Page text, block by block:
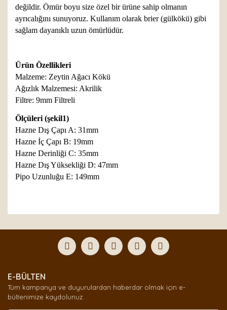
değildir. Ömür boyu size özel bir ürüne sahip olmanın
ayrıcalığını sunuyoruz. Kullanım olarak brier (gülkökü) gibi
sağlam dayanıklı uzun ömürlüdür.
Ürün Özellikleri
Malzeme: Zeytin Ağacı Kökü
Ağızlık Malzemesi: Akrilik
Filtre: 9mm Filtreli
Ölçüleri (şekil1)
Hazne Dış Çapı A: 31mm
Hazne İç Çapı B: 19mm
Hazne Derinliği C: 35mm
Hazne Dış Yüksekliği D: 47mm
Pipo Uzunluğu E: 149mm
Yorum Yaz
formunu kullanarak tarafımıza iletebilirsiniz.
Görüş ve önerileriniz için teşekkür ederiz.
Ürün açıklamasında eksik bilgiler bulunuyor.
Ürün bilgilerinde hatalar bulunuyor.
E-BÜLTEN
Tüm kampanya ve duyurulardan haberdar olmak için e-
bültenimize kaydolunuz.